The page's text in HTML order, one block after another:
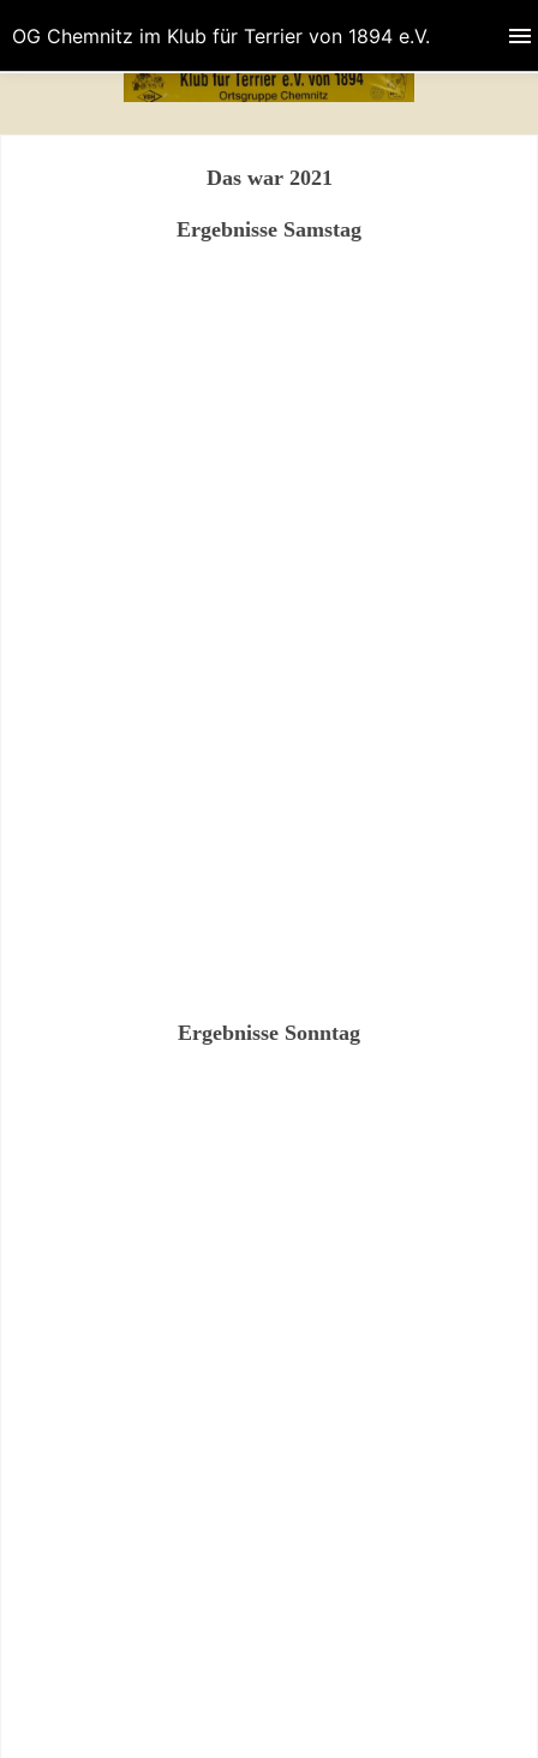
Das war 2021
Ergebnisse Samstag
Ergebnisse Sonntag
OG Chemnitz im Klub für Terrier von 1894 e.V.